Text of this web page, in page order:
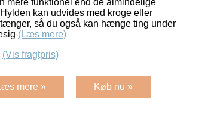
kan udvides med kroge eller
så du også kan hænge ting under
(Læs mere)
(Vis fragtpris)
mere » Køb nu »